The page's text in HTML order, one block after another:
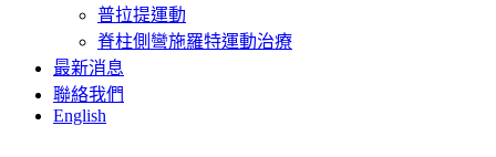
普拉提運動
脊柱側彎施羅特運動治療
最新消息
聯絡我們
English